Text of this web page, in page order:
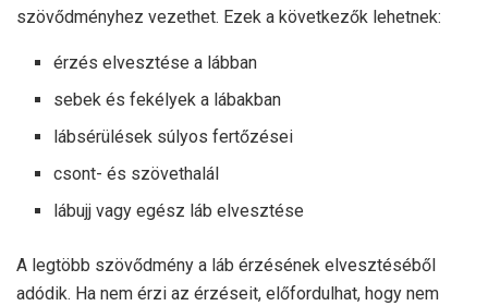
szövődményhez vezethet. Ezek a következők lehetnek:
érzés elvesztése a lábban
sebek és fekélyek a lábakban
lábsérülések súlyos fertőzései
csont- és szövethalál
lábujj vagy egész láb elvesztése
A legtöbb szövődmény a láb érzésének elvesztéséből
adódik. Ha nem érzi az érzéseit, előfordulhat, hogy nem